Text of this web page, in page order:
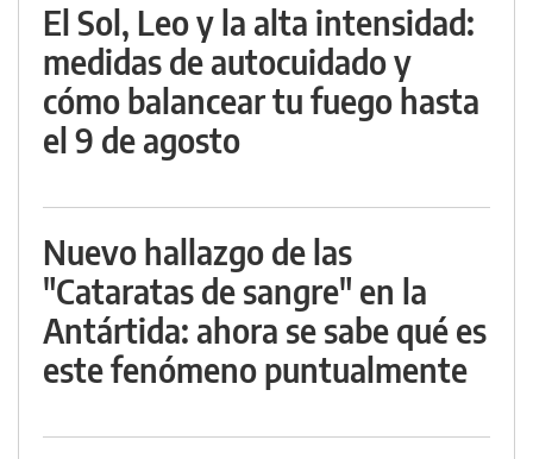
El Sol, Leo y la alta intensidad:
medidas de autocuidado y
cómo balancear tu fuego hasta
el 9 de agosto
Nuevo hallazgo de las
"Cataratas de sangre" en la
Antártida: ahora se sabe qué es
este fenómeno puntualmente